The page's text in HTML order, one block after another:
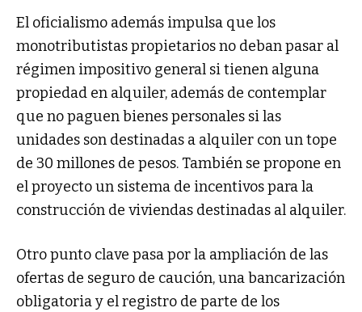
El oficialismo además impulsa que los
monotributistas propietarios no deban pasar al
régimen impositivo general si tienen alguna
propiedad en alquiler, además de contemplar
que no paguen bienes personales si las
unidades son destinadas a alquiler con un tope
de 30 millones de pesos. También se propone en
el proyecto un sistema de incentivos para la
construcción de viviendas destinadas al alquiler.
Otro punto clave pasa por la ampliación de las
ofertas de seguro de caución, una bancarización
obligatoria y el registro de parte de los